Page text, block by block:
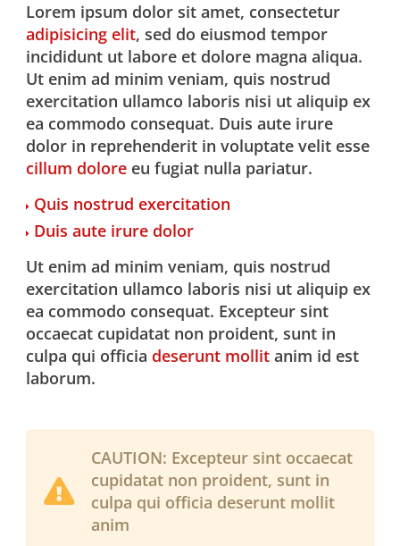
Lorem ipsum dolor sit amet, consectetur
adipisicing elit, sed do eiusmod tempor
incididunt ut labore et dolore magna aliqua.
Ut enim ad minim veniam, quis nostrud
exercitation ullamco laboris nisi ut aliquip ex
ea commodo consequat. Duis aute irure
dolor in reprehenderit in voluptate velit esse
cillum dolore eu fugiat nulla pariatur.
Quis nostrud exercitation
Duis aute irure dolor
Ut enim ad minim veniam, quis nostrud
exercitation ullamco laboris nisi ut aliquip ex
ea commodo consequat. Excepteur sint
occaecat cupidatat non proident, sunt in
culpa qui officia deserunt mollit anim id est
laborum.
CAUTION: Excepteur sint occaecat
cupidatat non proident, sunt in
culpa qui officia deserunt mollit
anim